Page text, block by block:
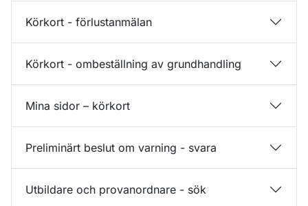
Körkort - förlustanmälan
Körkort - ombeställning av grundhandling
Mina sidor – körkort
Preliminärt beslut om varning - svara
Utbildare och provanordnare - sök